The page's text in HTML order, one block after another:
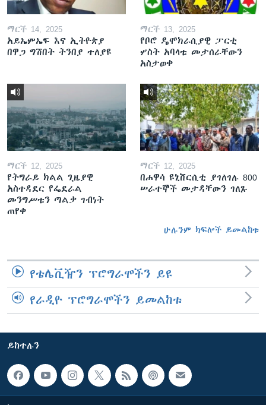
ማርች 14, 2025
አይኤምኤፍ እና ኢትዮጵያ
በዋጋ ግሽበት ትንበያ ተለያዩ
ማርች 13, 2025
የቦሮ ዴሞክራሲያዊ ፓርቲ
ሦስት አባላቱ መታሰራቸውን
አስታወቀ
ማርች 12, 2025
የትግራይ ክልል ጊዜያዊ
አስተዳደር የፌደራል
መንግሥቱን ጣልቃ ገብነት
ጠየቀ
ማርች 12, 2025
በሐዋሳ ዩኒቨርሲቲ ያገለገሉ 800
ሠራተኞች መታዳቸውን ገለጹ
ሁሉንም ክፍሎች ይመልከቱ
የቴሌቪዥን ፕሮግራሞችን ይዩ
የራዲዮ ፕሮግራሞችን ይመልከቱ
ይከተሉን